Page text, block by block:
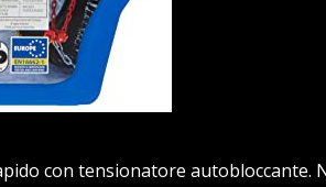
con tensionatore autobloccante.